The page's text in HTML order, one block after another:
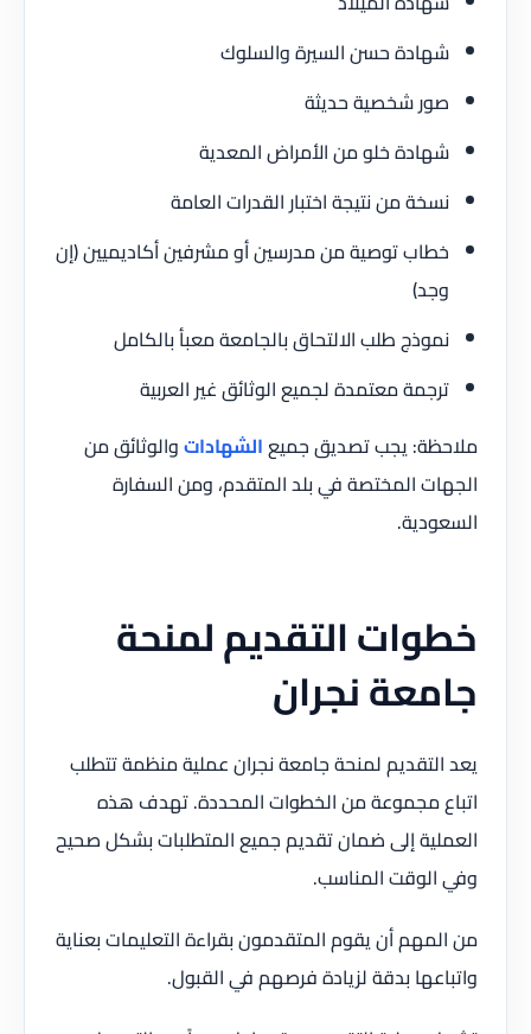
شهادة حسن السيرة والسلوك
صور شخصية حديثة
شهادة خلو من الأمراض المعدية
نسخة من نتيجة اختبار القدرات العامة
خطاب توصية من مدرسين أو مشرفين أكاديميين (إن
وجد)
نموذج طلب الالتحاق بالجامعة معبأ بالكامل
ترجمة معتمدة لجميع الوثائق غير العربية
ملاحظة: يجب تصديق جميعالشهاداتوالوثائق من
الجهات المختصة في بلد المتقدم، ومن السفارة
السعودية.
خطوات التقديم لمنحة
جامعة نجران
يعد التقديم لمنحة جامعة نجران عملية منظمة تتطلب
اتباع مجموعة من الخطوات المحددة. تهدف هذه
العملية إلى ضمان تقديم جميع المتطلبات بشكل صحيح
وفي الوقت المناسب.
من المهم أن يقوم المتقدمون بقراءة التعليمات بعناية
واتباعها بدقة لزيادة فرصهم في القبول.